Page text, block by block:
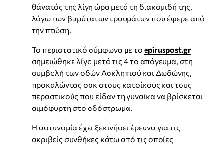
θάνατός της λίγη ώρα μετά τη διακομιδή της,
λόγω των βαρύτατων τραυμάτων που έφερε από
την πτώση.
Το περιστατικό σύμφωνα με το epiruspost.gr
σημειώθηκε λίγο μετά τις 4 το απόγευμα, στη
συμβολή των οδών Ασκληπιού και Δωδώνης,
προκαλώντας σοκ στους κατοίκους και τους
περαστικούς που είδαν τη γυναίκα να βρίσκεται
αιμόφυρτη στο οδόστρωμα.
Η αστυνομία έχει ξεκινήσει έρευνα για τις
ακριβείς συνθήκες κάτω από τις οποίες